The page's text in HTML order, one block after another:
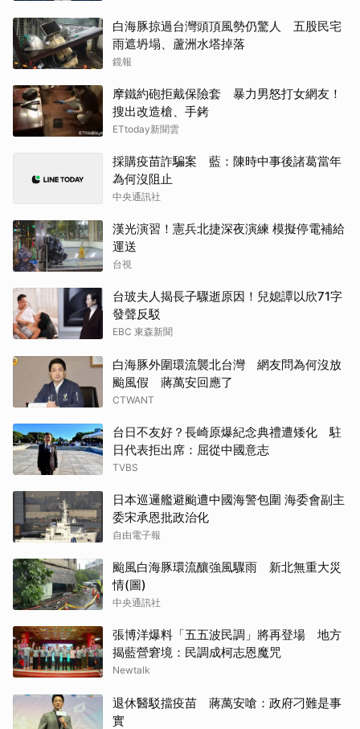
白海豚掠過台灣頭頂風勢仍驚人 五股民宅
雨遮坍塌、蘆洲水塔掉落
鏡報
摩鐵約砲拒戴保險套 暴力男怒打女網友！
搜出改造槍、手銬
ETtoday新聞雲
採購疫苗詐騙案 藍：陳時中事後諸葛當年
為何沒阻止
中央通訊社
漢光演習！憲兵北捷深夜演練 模擬停電補給
運送
台視
台玻夫人揭長子驟逝原因！兒媳譚以欣71字
發聲反駁
EBC 東森新聞
白海豚外圍環流襲北台灣 網友問為何沒放
颱風假 蔣萬安回應了
CTWANT
台日不友好？長崎原爆紀念典禮遭矮化 駐
日代表拒出席：屈從中國意志
TVBS
日本巡邏艦避颱遭中國海警包圍 海委會副主
委宋承恩批政治化
自由電子報
颱風白海豚環流釀強風驟雨 新北無重大災
情(圖)
中央通訊社
張博洋爆料「五五波民調」將再登場 地方
揭藍營窘境：民調成柯志恩魔咒
Newtalk
退休醫駁擋疫苗 蔣萬安嗆：政府刁難是事
實